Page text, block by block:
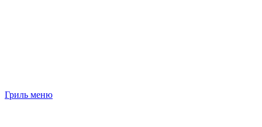
Гриль меню